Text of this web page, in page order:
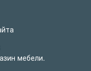
мебели.